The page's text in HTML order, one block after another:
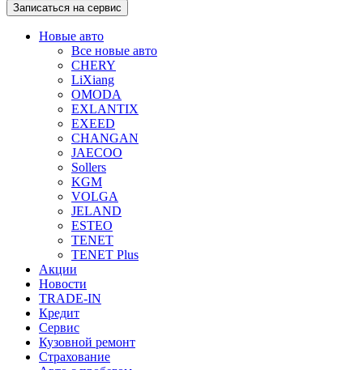
Записаться на сервис
Новые авто
Все новые авто
CHERY
LiXiang
OMODA
EXLANTIX
EXEED
CHANGAN
JAECOO
Sollers
KGM
VOLGA
JELAND
ESTEO
TENET
TENET Plus
Акции
Новости
TRADE-IN
Кредит
Сервис
Кузовной ремонт
Страхование